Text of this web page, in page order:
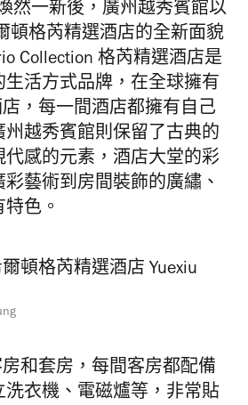
然一新後，廣州越秀賓館以
頓格芮精選酒店的全新面貌
Collection 格芮精選酒店是
活方式品牌，在全球擁有
，每一間酒店都擁有自己
州越秀賓館則保留了古典的
代感的元素，酒店大堂的彩
藝術到房間裝飾的廣繡、
色。
和套房，每間客房都配備
洗衣機、電磁爐等，非常貼